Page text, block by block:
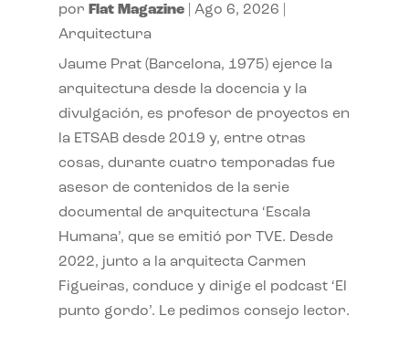
por Flat Magazine| Ago 6, 2026
Arquitectura
Jaume Prat (Barcelona, 1975) ejerce la
arquitectura desde la docencia y la
divulgación, es profesor de proyectos en
la ETSAB desde 2019 y, entre otras
cosas, durante cuatro temporadas fue
asesor de contenidos de la serie
documental de arquitectura ‘Escala
Humana’, que se emitió por TVE. Desde
2022, junto a la arquitecta Carmen
Figueiras, conduce y dirige el podcast ‘El
punto gordo’. Le pedimos consejo lector.